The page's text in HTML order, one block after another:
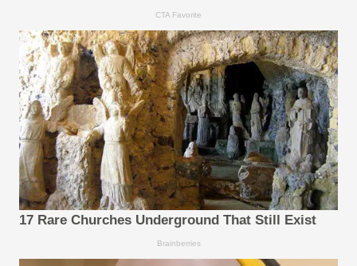
CTA Favorite
17 Rare Churches Underground That Still Exist
Brainberries